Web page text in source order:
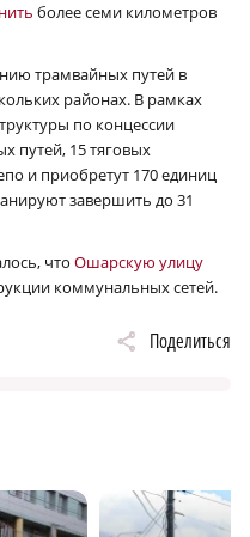
более семи километров
трамвайных путей в
районах. В рамках
по концессии
путей, 15 тяговых
и приобретут 170 единиц
завершить до 31
что Ошарскую улицу
коммунальных сетей.
Поделиться